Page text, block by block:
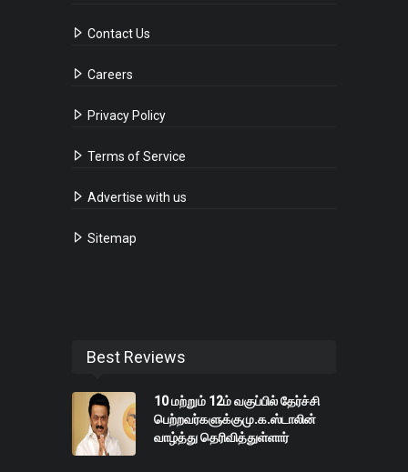
Contact Us
Careers
Privacy Policy
Terms of Service
Advertise with us
Sitemap
Best Reviews
10 மற்றும் 12ம் வகுப்பில் தேர்ச்சி
பெற்றவர்களுக்குமு.க.ஸ்டாலின்
வாழ்த்து தெரிவித்துள்ளார்